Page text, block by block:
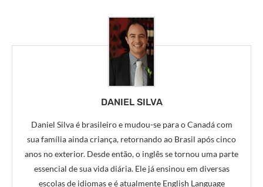
DANIEL SILVA
Daniel Silva é brasileiro e mudou-se para o Canadá com
sua família ainda criança, retornando ao Brasil após cinco
anos no exterior. Desde então, o inglês se tornou uma parte
essencial de sua vida diária. Ele já ensinou em diversas
escolas de idiomas e é atualmente English Language